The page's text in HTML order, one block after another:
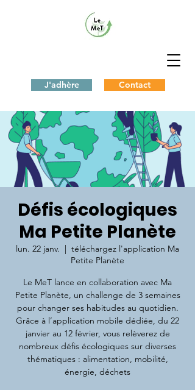
J'adhère Contact
Défis écologiques
Ma Petite Planète
lun. 22 janv.
  |
téléchargez l'application Ma
Petite Planète
Le MeT lance en collaboration avec Ma
Petite Planète, un challenge de 3 semaines
pour changer ses habitudes au quotidien.
Grâce à l’application mobile dédiée, du 22
janvier au 12 février, vous relèverez de
nombreux défis écologiques sur diverses
thématiques : alimentation, mobilité,
énergie, déchets